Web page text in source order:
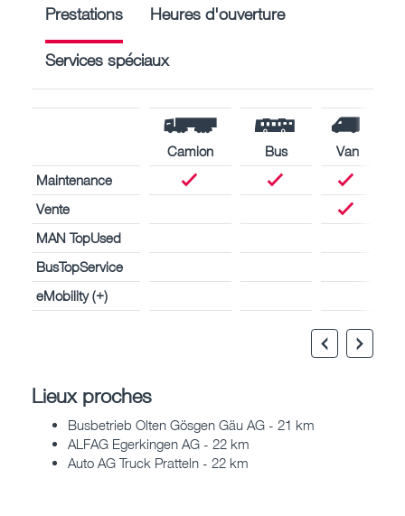
Prestations Heures d'ouverture
Services spéciaux
Camion Bus
Van
Maintenance
Vente
MAN TopUsed
BusTopService
eMobility (+)
Lieux proches
Busbetrieb Olten Gösgen Gäu AG - 21 km
ALFAG Egerkingen AG - 22 km
Auto AG Truck Pratteln - 22 km